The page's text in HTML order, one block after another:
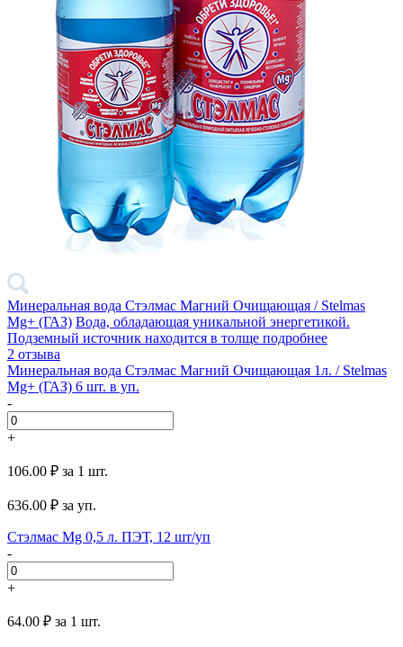
Минеральная вода Стэлмас Магний Очищающая / Stelmas
Mg+ (ГАЗ) Вода, обладающая уникальной энергетикой.
Подземный источник находится в толще подробнее
2 отзыва
Минеральная вода Стэлмас Магний Очищающая 1л. / Stelmas
Mg+ (ГАЗ) 6 шт. в уп.
-
+
106.00 ₽ за 1 шт.
636.00 ₽ за уп.
Стэлмас Mg 0,5 л. ПЭТ, 12 шт/уп
-
+
64.00 ₽ за 1 шт.